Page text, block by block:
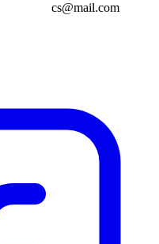
cs@mail.com